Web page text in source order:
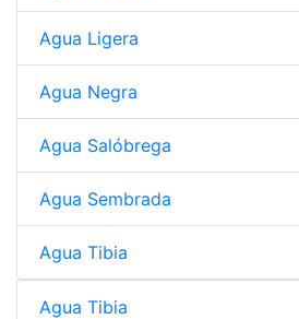
Agua Ligera
Agua Negra
Agua Salóbrega
Agua Sembrada
Agua Tibia
Agua Tibia